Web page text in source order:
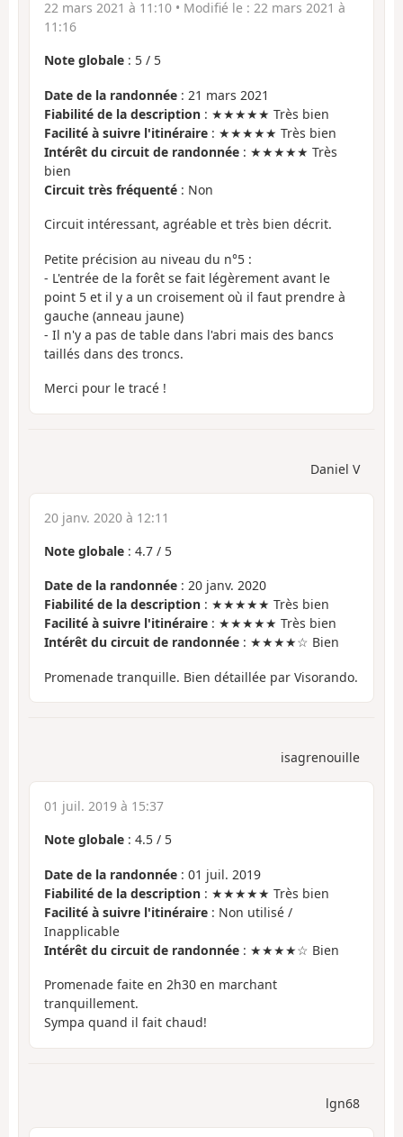
22 mars 2021 à 11:10 • Modifié le : 22 mars 2021 à
11:16
Note globale : 5 / 5
Date de la randonnée : 21 mars 2021
Fiabilité de la description : ★★★★★ Très bien
Facilité à suivre l'itinéraire : ★★★★★ Très bien
Intérêt du circuit de randonnée : ★★★★★ Très
bien
Circuit très fréquenté : Non
Circuit intéressant, agréable et très bien décrit.
Petite précision au niveau du n°5 :
- L'entrée de la forêt se fait légèrement avant le
point 5 et il y a un croisement où il faut prendre à
gauche (anneau jaune)
- Il n'y a pas de table dans l'abri mais des bancs
taillés dans des troncs.
Merci pour le tracé !
Daniel V
20 janv. 2020 à 12:11
Note globale : 4.7 / 5
Date de la randonnée : 20 janv. 2020
Fiabilité de la description : ★★★★★ Très bien
Facilité à suivre l'itinéraire : ★★★★★ Très bien
Intérêt du circuit de randonnée : ★★★★☆ Bien
Promenade tranquille. Bien détaillée par Visorando.
isagrenouille
01 juil. 2019 à 15:37
Note globale : 4.5 / 5
Date de la randonnée : 01 juil. 2019
Fiabilité de la description : ★★★★★ Très bien
Facilité à suivre l'itinéraire : Non utilisé /
Inapplicable
Intérêt du circuit de randonnée : ★★★★☆ Bien
Promenade faite en 2h30 en marchant
tranquillement.
Sympa quand il fait chaud!
lgn68